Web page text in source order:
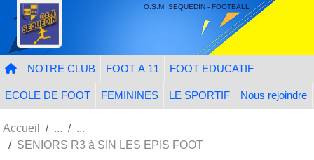
O.S.M. SEQUEDIN - FOOTBALL
NOTRE CLUB FOOT A 11 FOOT EDUCATIF
ECOLE DE FOOT FEMININES LE SPORTIF Nous rejoindre
Accueil
SENIORS R3 à SIN LES EPIS FOOT
Panneau de gestion des cookies